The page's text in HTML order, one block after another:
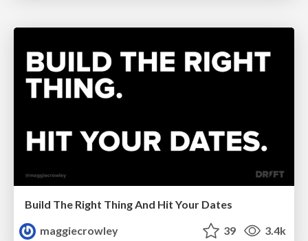
Build The Right Thing And Hit Your Dates
maggiecrowley
39 3.4k